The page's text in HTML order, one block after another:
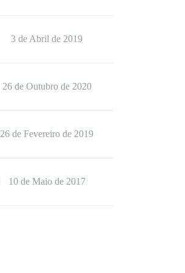
3 de Abril de 2019
26 de Outubro de 2020
26 de Fevereiro de 2019
10 de Maio de 2017